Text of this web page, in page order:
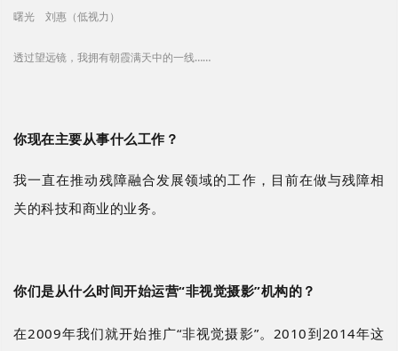
曙光 刘惠（低视力）
透过望远镜，我拥有朝霞满天中的一线……
你现在主要从事什么工作？
我一直在推动残障融合发展领域的工作，目前在做与残障相
关的科技和商业的业务。
你们是从什么时间开始运营“非视觉摄影”机构的？
在2009年我们就开始推广“非视觉摄影”。2010到2014年这